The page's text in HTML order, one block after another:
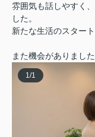
雰囲気も話しやすく
した。
新たな生活のスター
また機会がありまし
1/1